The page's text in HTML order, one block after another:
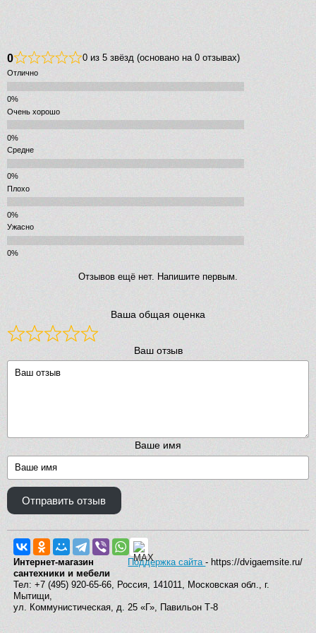
0 0 из 5 звёзд (основано на 0 отзывах)
Отлично
Очень хорошо
Средне
Плохо
Ужасно
Отзывов ещё нет. Напишите первым.
Ваша общая оценка
Ваш отзыв
Ваше имя
Отправить отзыв
Поддержка сайта- https://dvigaemsite.ru/
Интернет-магазин
сантехники и мебели
Тел: +7 (495) 920-65-66, Россия, 141011, Московская обл., г.
Мытищи,
ул. Коммунистическая, д. 25 «Г», Павильон Т-8